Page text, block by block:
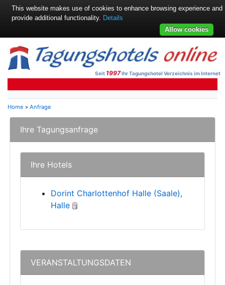
Seit 1997Ihr Tagungshotel Verzeichnis im Internet
Home » Anfrage
Ihre Tagungsanfrage
Ihre Hotels
Dorint Charlottenhof Halle (Saale),
Halle
VERANSTALTUNGSDATEN
This website makes use of cookies to enhance browsing experience and
provide additional functionality. Details
Allow cookies